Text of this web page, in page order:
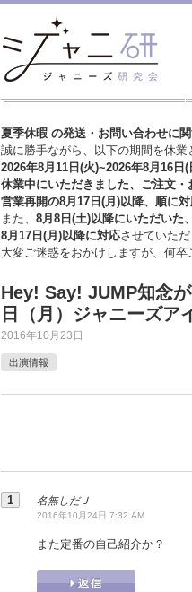
夏季休暇 の発送・お問い合わせに
誠に勝手ながら、以下の期間を休業
2026年8月11日(火)~2026年8月16日(
休業中にいただきました、ご注文・
営業再開の8月17日(月)以降、順に
また、 8月8日(土)以降にいただいた
8月17日(月)以降に対応させていただ
大変ご迷惑をおかけしますが、 何卒
Hey! Say! JUMP知念
日（月）ジャニーズア
2016年10月23日
出演情報
名無しだＪ
2016年10月24日 7:32 AM
また定番の自己紹介か？